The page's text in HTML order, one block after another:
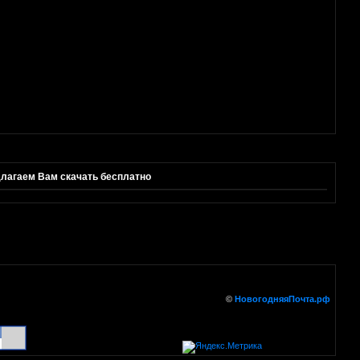
Вам скачать бесплатно
© НовогодняяПочта.рф